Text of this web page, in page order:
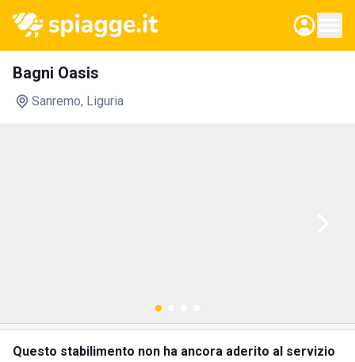
Bagni Oasis
Sanremo, Liguria
Questo stabilimento non ha ancora aderito al servizio